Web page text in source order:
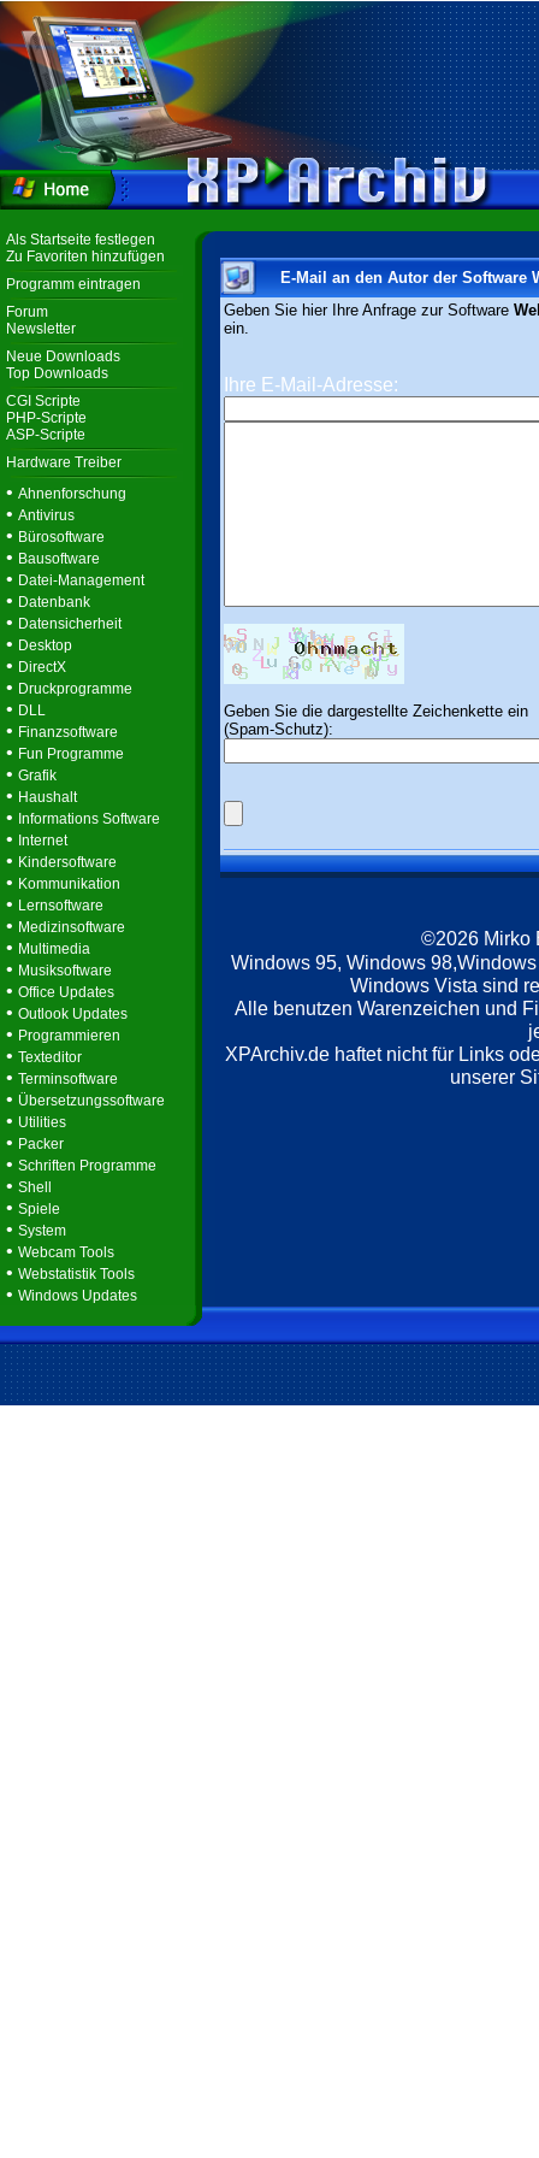
Als Startseite festlegen
Zu Favoriten hinzufügen
Programm eintragen
Forum
Newsletter
Neue Downloads
Top Downloads
CGI Scripte
PHP-Scripte
ASP-Scripte
Hardware Treiber
• Ahnenforschung
• Antivirus
• Bürosoftware
• Bausoftware
• Datei-Management
• Datenbank
• Datensicherheit
• Desktop
• DirectX
• Druckprogramme
• DLL
• Finanzsoftware
• Fun Programme
• Grafik
• Haushalt
• Informations Software
• Internet
• Kindersoftware
• Kommunikation
• Lernsoftware
• Medizinsoftware
• Multimedia
• Musiksoftware
• Office Updates
• Outlook Updates
• Programmieren
• Texteditor
• Terminsoftware
• Übersetzungssoftware
• Utilities
• Packer
• Schriften Programme
• Shell
• Spiele
• System
• Webcam Tools
• Webstatistik Tools
• Windows Updates
E-Mail an den Autor der Software
Geben Sie hier Ihre Anfrage zur Software
ein.
Ihre E-Mail-Adresse:
Geben Sie die dargestellte Zeichenkette ein
(Spam-Schutz):
©2026 Mirko
Windows 95, Windows
Windows Vista sind
Alle benutzen Warenzeichen und
XPArchiv.de haftet nicht für Links
unserer